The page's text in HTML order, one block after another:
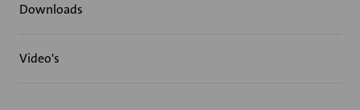
Downloads
Video's